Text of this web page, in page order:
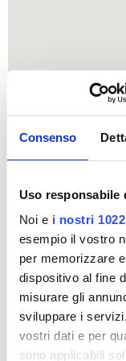
Consenso
Uso responsabile
Noi e i nostri
esempio il vostro
per memorizzare
dispositivo al fine
misurare gli
sviluppare i
vostri dati e per
sono applicabili